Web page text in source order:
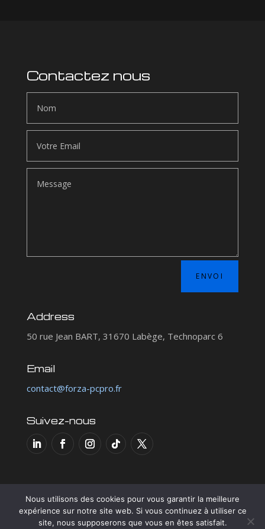
Contactez nous
ENVOI
Address
50 rue Jean BART, 31670 Labège, Technoparc 6
Email
contact@forza-pcpro.fr
Suivez-nous
Copyright © 2026 FORZA PC
Nous utilisons des cookies pour vous garantir la meilleure
expérience sur notre site web. Si vous continuez à utiliser ce
site, nous supposerons que vous en êtes satisfait.